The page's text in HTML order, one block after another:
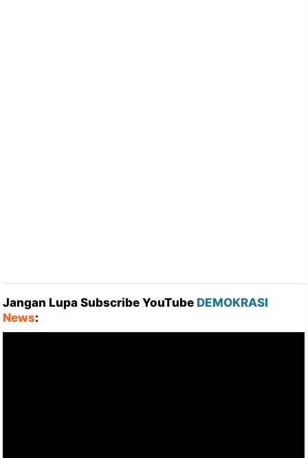
Jangan Lupa Subscribe YouTube DEMOKRASI
News: